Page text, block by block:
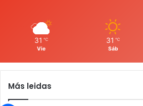
31 ℃
Vie
31 ℃
Sáb
Más leidas